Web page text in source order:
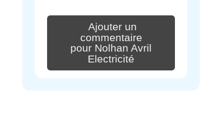
Ajouter un
commentaire
pour Nolhan Avril
Electricité